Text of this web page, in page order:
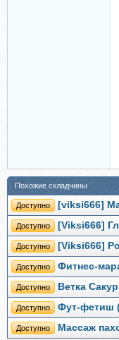
Похожие складчины
Доступно [viksi666]
Доступно [Viksi666]
Доступно [Viksi666]
Доступно Фитнес-
Доступно Ветка
Доступно Фут-фетиш
Доступно Массаж